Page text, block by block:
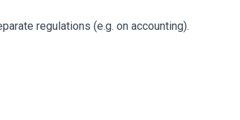
regulations (e.g. on accounting).